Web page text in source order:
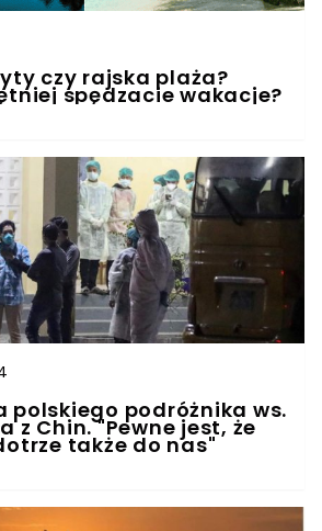
czy rajska plaża?
spędzacie wakacje?
polskiego podróżnika ws.
z Chin. "Pewne jest, że
także do nas"